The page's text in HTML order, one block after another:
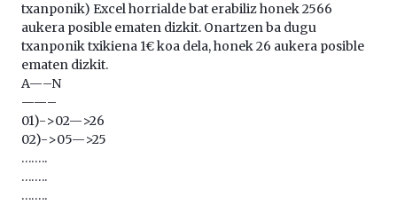
txanponik) Excel horrialde bat erabiliz honek 2566
aukera posible ematen dizkit. Onartzen ba dugu
txanponik txikiena 1€ koa dela, honek 26 aukera posible
ematen dizkit.
A—–N
——–
01)->02—>26
02)->05—>25
……..
……..
……..